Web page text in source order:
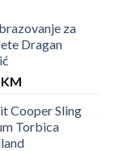
za
Dragan
KM
Cooper Sling
Torbica